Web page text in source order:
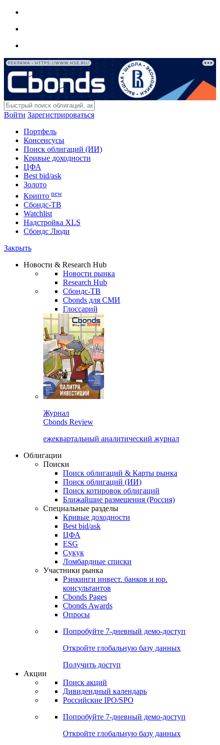
РЕКЛАМА • HTTPS://WWW.HSE.RU/
Войти Зарегистрироваться
Портфель
Консенсусы
Поиск облигаций (ИИ)
Кривые доходности
ЦФА
Best bid/ask
Золото
Крипто new
Сбондс-ТВ
Watchlist
Надстройка XLS
Сбондс Люди
Закрыть
Новости & Research Hub
Новости рынка
Research Hub
Сбондс-ТВ
Cbonds для СМИ
Глоссарий
Журнал
Cbonds Review
ежеквартальный аналитический журнал
Облигации
Поиски
Поиск облигаций & Карты рынка
Поиск облигаций (ИИ)
Поиск котировок облигаций
Ближайшие размещения (Россия)
Специальные разделы
Кривые доходности
Best bid/ask
ЦФА
ESG
Сукук
Ломбардные списки
Участники рынка
Рэнкинги инвест. банков и юр.
консультантов
Cbonds Pages
Cbonds Awards
Опросы
Попробуйте 7-дневный демо-доступ
Откройте глобальную базу данных
Получить доступ
Акции
Поиск акций
Дивидендный календарь
Российские IPO/SPO
Попробуйте 7-дневный демо-доступ
Откройте глобальную базу данных